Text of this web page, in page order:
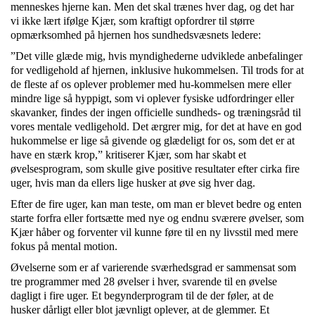
menneskes hjerne kan. Men det skal trænes hver dag, og det har
vi ikke lært ifølge Kjær, som kraftigt opfordrer til større
opmærksomhed på hjernen hos sundhedsvæsnets ledere:
”Det ville glæde mig, hvis myndighederne udviklede anbefalinger
for vedligehold af hjernen, inklusive hukommelsen. Til trods for at
de fleste af os oplever problemer med hu-kommelsen mere eller
mindre lige så hyppigt, som vi oplever fysiske udfordringer eller
skavanker, findes der ingen officielle sundheds- og træningsråd til
vores mentale vedligehold. Det ærgrer mig, for det at have en god
hukommelse er lige så givende og glædeligt for os, som det er at
have en stærk krop,” kritiserer Kjær, som har skabt et
øvelsesprogram, som skulle give positive resultater efter cirka fire
uger, hvis man da ellers lige husker at øve sig hver dag.
Efter de fire uger, kan man teste, om man er blevet bedre og enten
starte forfra eller fortsætte med nye og endnu sværere øvelser, som
Kjær håber og forventer vil kunne føre til en ny livsstil med mere
fokus på mental motion.
Øvelserne som er af varierende sværhedsgrad er sammensat som
tre programmer med 28 øvelser i hver, svarende til en øvelse
dagligt i fire uger. Et begynderprogram til de der føler, at de
husker dårligt eller blot jævnligt oplever, at de glemmer. Et